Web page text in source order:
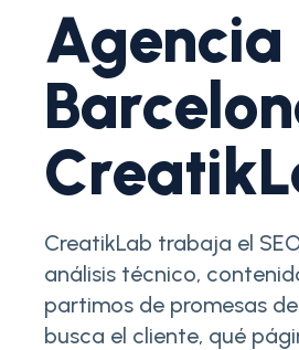
Agencia
CreatikLab trabaja el
análisis técnico,
partimos de promesas
busca el cliente, qué